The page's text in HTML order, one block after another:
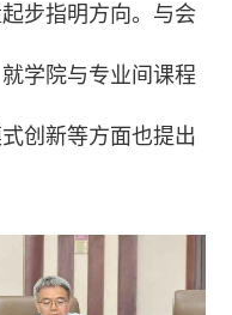
步指明方向。与会
学院与专业间课程
创新等方面也提出